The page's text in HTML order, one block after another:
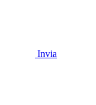
Invia